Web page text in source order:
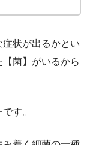
状が出るかとい
菌】がいるから
す。